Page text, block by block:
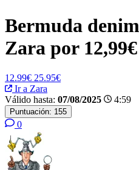
Bermuda
Zara por 12,99€
12.99€ 25.95€
Ir a Zara
Válido hasta: 07/08/2025 4:59
Puntuación: 155
0